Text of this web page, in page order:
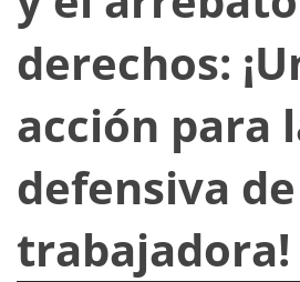
derechos:
acción para
defensiva
trabajadora!